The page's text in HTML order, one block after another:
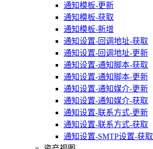
通知模板-更新
通知模板-获取
通知模板-新增
通知设置-回调地址-获取
通知设置-回调地址-更新
通知设置-通知脚本-获取
通知设置-通知脚本-更新
通知设置-通知媒介-更新
通知设置-通知媒介-获取
通知设置-联系方式-更新
通知设置-联系方式-获取
通知设置-SMTP设置-获取